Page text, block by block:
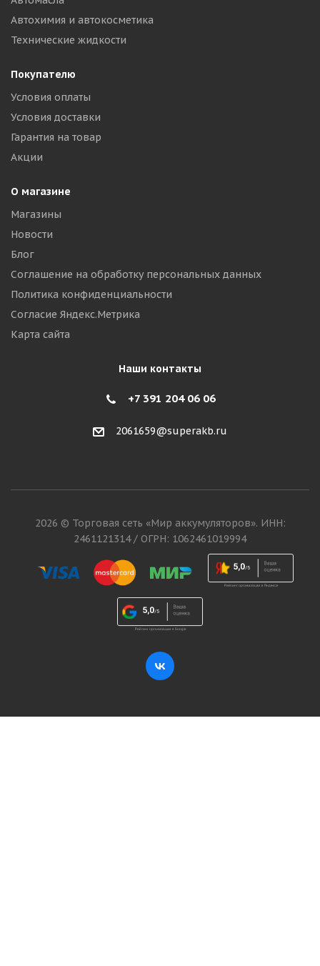
Автохимия и автокосметика
Технические жидкости
Покупателю
Условия оплаты
Условия доставки
Гарантия на товар
Акции
О магазине
Магазины
Новости
Блог
Соглашение на обработку персональных данных
Политика конфиденциальности
Согласие Яндекс.Метрика
Карта сайта
Наши контакты
+7 391 204 06 06
2061659@superakb.ru
2026 © Торговая сеть «Мир аккумуляторов». ИНН:
2461121314 / ОГРН: 1062461019994